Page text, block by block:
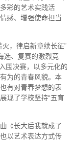
彩的艺术实践活
感、增强使命担当
，律启新章续长征”
选、复赛的激烈竞
围决赛，以多元化的
为的青春风貌。本
有对青春梦想的表
现了学校坚持“五育
《长大后我就成了
以艺术表达方式传